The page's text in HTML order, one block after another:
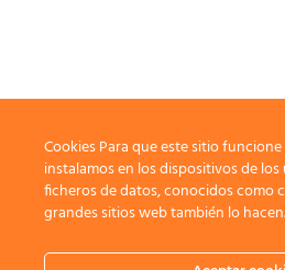
LOCAL
Campo de Fútbol anexo a San Juan
Cookies Para que este sitio
instalamos en los dispositivos de
ficheros de datos, conocidos como
grandes sitios web también lo hacen.